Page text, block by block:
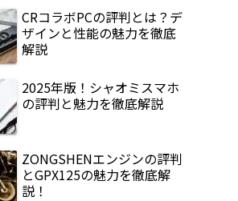
CRコラボPCの評判とは？デ
ザインと性能の魅力を徹底
解説
2025年版！シャオミスマホ
の評判と魅力を徹底解説
ZONGSHENエンジンの評判
とGPX125の魅力を徹底解
説！